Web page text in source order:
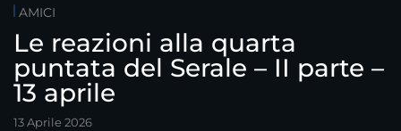
AMICI
Le reazioni alla quarta
puntata del Serale – II parte –
13 aprile
13 Aprile 2026